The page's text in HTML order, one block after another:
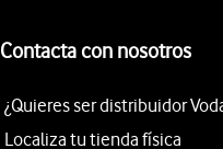
Contacta con nosotros
¿Quieres ser distribuidor
Localiza tu tienda física